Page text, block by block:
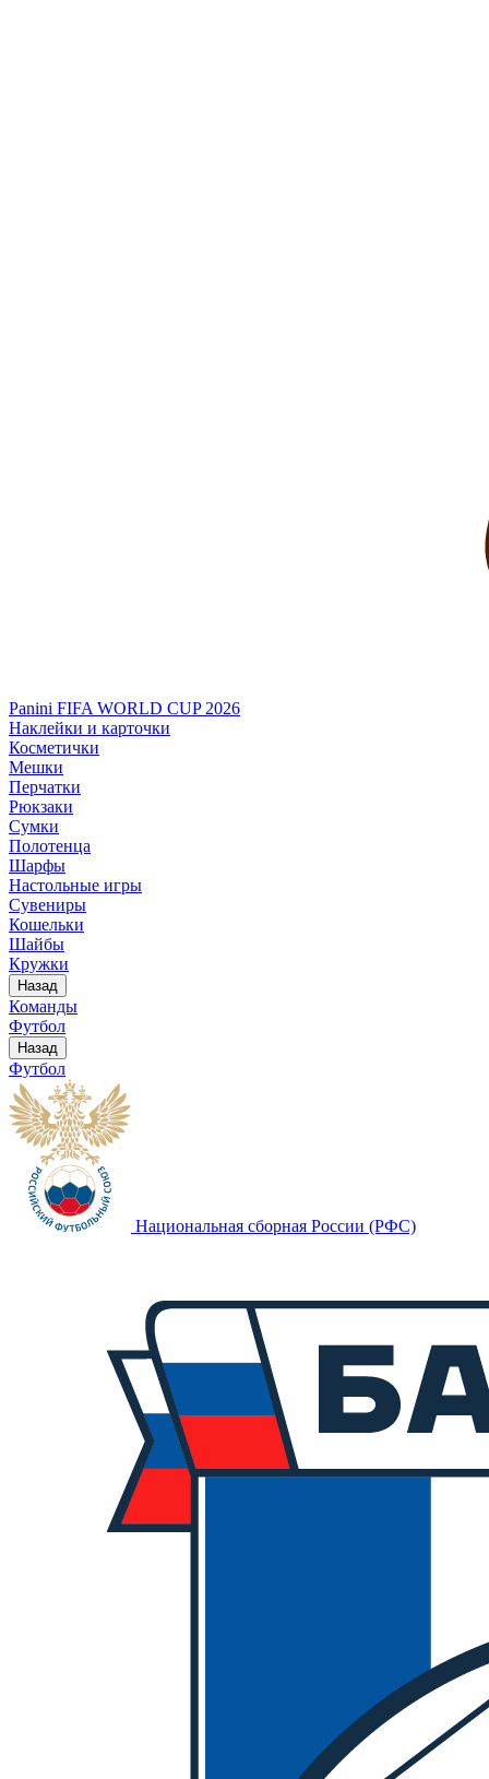
Panini FIFA WORLD CUP 2026
Наклейки и карточки
Косметички
Мешки
Перчатки
Рюкзаки
Сумки
Полотенца
Шарфы
Настольные игры
Сувениры
Кошельки
Шайбы
Кружки
Назад
Команды
Футбол
Назад
Футбол
Национальная сборная России (РФС)